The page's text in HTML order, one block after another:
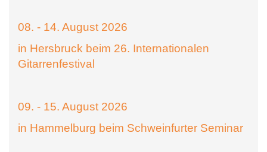
08. - 14. August 2026
in Hersbruck beim 26. Internationalen
Gitarrenfestival
09. - 15. August 2026
in Hammelburg beim Schweinfurter Seminar